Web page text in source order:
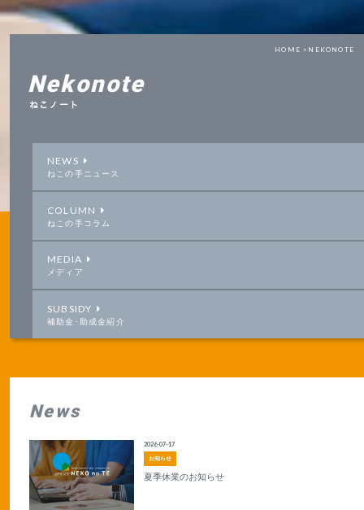
HOME > NEKONOTE
Nekonote
ねこノート
NEWS
ねこの手ニュース
COLUMN
ねこの手コラム
MEDIA
メディア
SUBSIDY
補助金･助成金紹介
News
お知らせ
2026-07-17
夏季休業のお知らせ